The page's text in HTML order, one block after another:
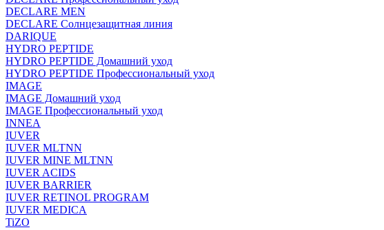
DECLARE MEN
DECLARE Солнцезащитная линия
DARIQUE
HYDRO PEPTIDE
HYDRO PEPTIDE Домашний уход
HYDRO PEPTIDE Профессиональный уход
IMAGE
IMAGE Домашний уход
IMAGE Профессиональный уход
INNEA
IUVER
IUVER MLTNN
IUVER MINE MLTNN
IUVER ACIDS
IUVER BARRIER
IUVER RETINOL PROGRAM
IUVER MEDICA
TiZO